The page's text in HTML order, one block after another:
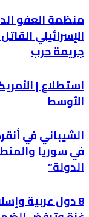
منظمة العفو
الإسرائيلي
جريمة حرب
استطلاع |
الأوسط
الشيباني في
في سوريا
الدولة”
8 دول عربية